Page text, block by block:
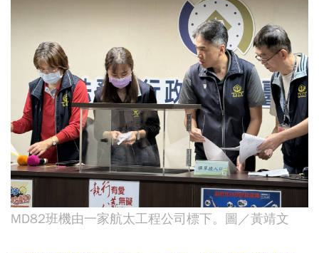
MD82班機由一家航太工程公司標下。圖／黃靖文